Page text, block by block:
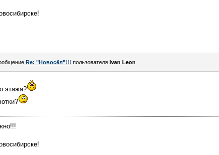
Re: "Новосёл"!!! пользователя Ivаn Lеon
этажа?